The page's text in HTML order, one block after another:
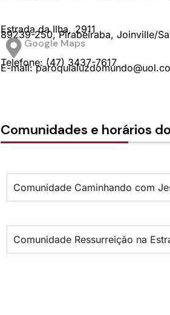
Estrada da Ilha, 2911
89239-250, Pirabeiraba, Joinville/
Google Maps
Telefone: (47) 3437-7617
E-mail:
Comunidades e horários
Comunidade Caminhando com
Comunidade Ressurreição na